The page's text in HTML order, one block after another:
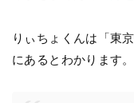
りぃちょくんは「東
にあるとわかります。